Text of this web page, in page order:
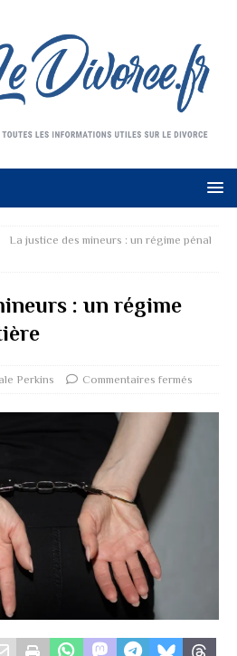
La justice des mineurs : un régime pénal
: un régime
Perkins Commentaires fermés